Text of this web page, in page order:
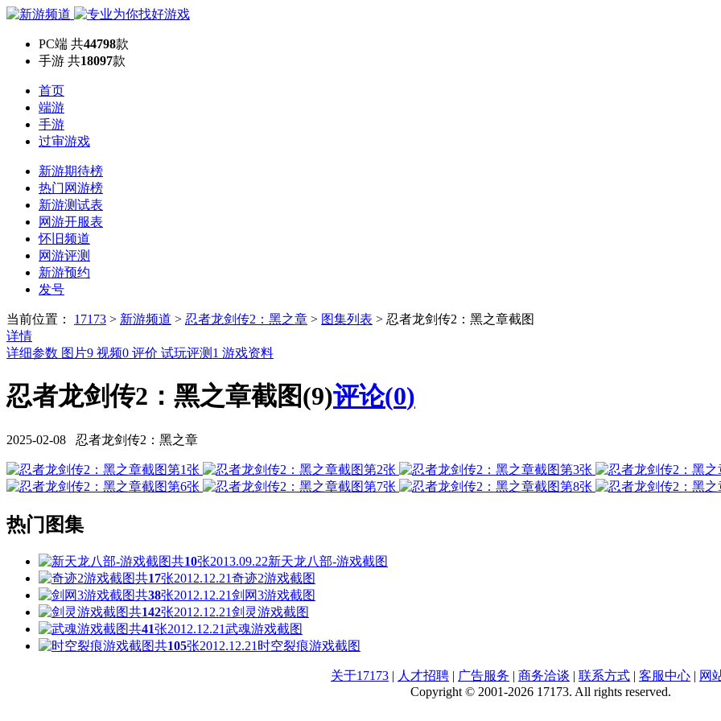
PC端 共44798款
手游 共18097款
首页
端游
手游
过审游戏
新游期待榜
热门网游榜
新游测试表
网游开服表
怀旧频道
网游评测
新游预约
发号
当前位置： 17173 > 新游频道 > 忍者龙剑传2：黑之章 > 图集列表 > 忍者龙剑传2：黑之章截图
详情
详细参数 图片9 视频0 评价 试玩评测 1 游戏资料
忍者龙剑传2：黑之章截图(9)评论(0)
2025-02-08 忍者龙剑传2：黑之章
热门图集
共10张2013.09.22新天龙八部-游戏截图
共17张2012.12.21奇迹2游戏截图
共38张2012.12.21剑网3游戏截图
共142张2012.12.21剑灵游戏截图
共41张2012.12.21武魂游戏截图
共105张2012.12.21 时空裂痕游戏截图
关于17173 | 人才招聘 | 广告服务 | 商务洽谈 | 联系方式 | 客服中心 | 网
Copyright © 2001-2026 17173. All rights reserved.